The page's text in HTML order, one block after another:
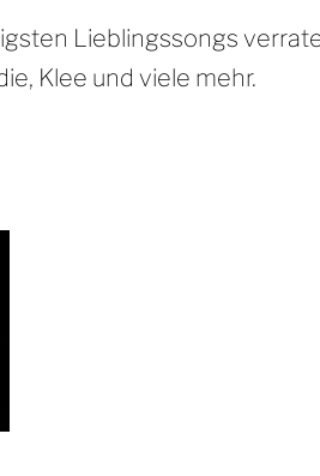
Lieblingssongs
Klee und viele mehr.